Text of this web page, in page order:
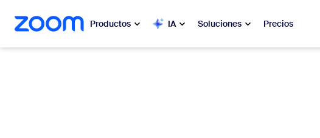
contenido principal
al chat de ayuda Productos IA Soluciones Precios
Lo más solicitado,